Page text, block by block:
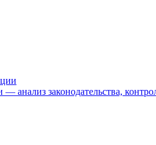
законодательства,